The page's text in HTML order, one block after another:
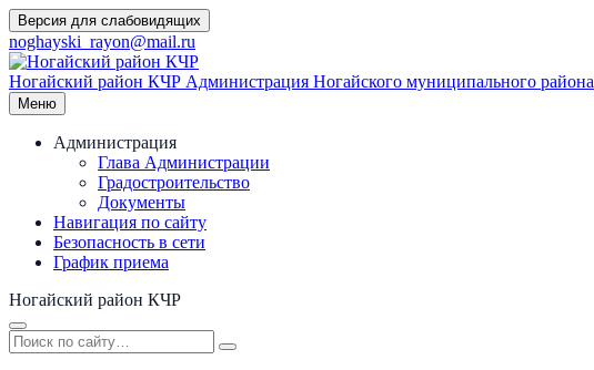
Перейти
к
содержимому
Версия для слабовидящих
noghayski_rayon@mail.ru
Ногайский район КЧР Администрация Ногайского муниципального района
Меню
Администрация
Глава Администрации
Градостроительство
Документы
Навигация по сайту
Безопасность в сети
График приема
Ногайский район КЧР